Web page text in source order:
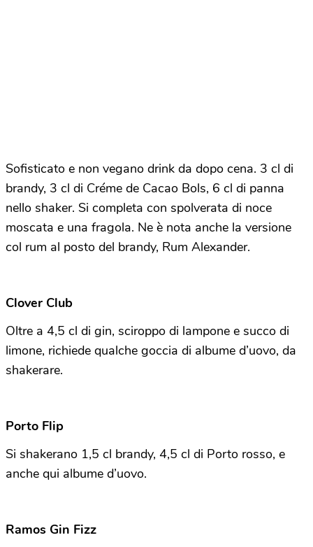
Sofisticato e non vegano drink da dopo cena. 3 cl di
brandy, 3 cl di Créme de Cacao Bols, 6 cl di panna
nello shaker. Si completa con spolverata di noce
moscata e una fragola. Ne è nota anche la versione
col rum al posto del brandy, Rum Alexander.
Clover Club
Oltre a 4,5 cl di gin, sciroppo di lampone e succo di
limone, richiede qualche goccia di albume d’uovo, da
shakerare.
Porto Flip
Si shakerano 1,5 cl brandy, 4,5 cl di Porto rosso, e
anche qui albume d’uovo.
Ramos Gin Fizz